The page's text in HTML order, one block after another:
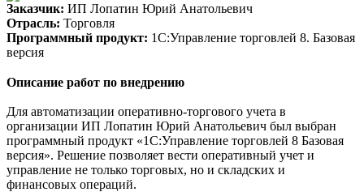
Заказчик: ИП Лопатин Юрий Анатольевич
Отрасль: Торговля
Программный продукт: 1С:Управление торговлей 8. Базовая
версия
Описание работ по внедрению
Для автоматизации оперативно-торгового учета в
организации ИП Лопатин Юрий Анатольевич был выбран
программный продукт «1С:Управление торговлей 8 Базовая
версия». Решение позволяет вести оперативный учет и
управление не только торговых, но и складских и
финансовых операций.